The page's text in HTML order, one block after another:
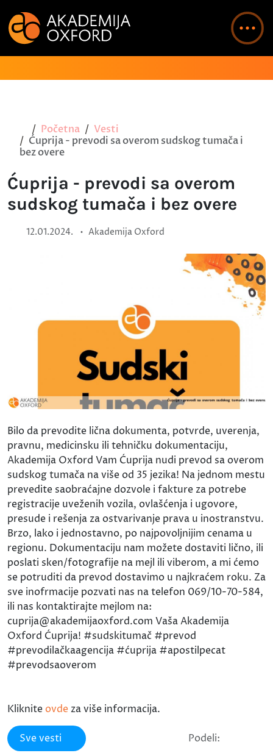
Početna
Vesti
Ćuprija - prevodi sa overom sudskog tumača i
bez overe
Ćuprija - prevodi sa overom
sudskog tumača i bez overe
12.01.2024. • Akademija Oxford
Bilo da prevodite lična dokumenta, potvrde, uverenja,
pravnu, medicinsku ili tehničku dokumentaciju,
Akademija Oxford Vam Ćuprija nudi prevod sa overom
sudskog tumača na više od 35 jezika! Na jednom mestu
prevedite saobraćajne dozvole i fakture za potrebe
registracije uveženih vozila, ovlašćenja i ugovore,
presude i rešenja za ostvarivanje prava u inostranstvu.
Brzo, lako i jednostavno, po najpovoljnijim cenama u
regionu. Dokumentaciju nam možete dostaviti lično, ili
poslati sken/fotografije na mejl ili viberom, a mi ćemo
se potruditi da prevod dostavimo u najkraćem roku. Za
sve inofrmacije pozvati nas na telefon 069/10-70-584,
ili nas kontaktirajte mejlom na:
cuprija@akademijaoxford.com Vaša Akademija
Oxford Ćuprija! #sudskitumač #prevod
#prevodilačkaagencija #ćuprija #apostilpecat
#prevodsaoverom
Kliknite ovde za više informacija.
Sve vesti Podeli: